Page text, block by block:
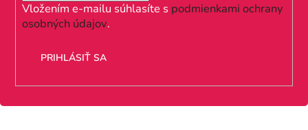
Vložením e-mailu súhlasíte s podmienkami ochrany
osobných údajov.
PRIHLÁSIŤ SA